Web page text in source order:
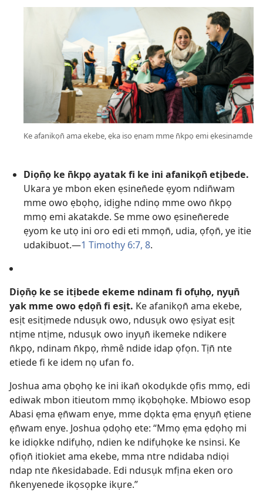
Ke afanikọn̄ ama ekebe, ẹka iso ẹnam mme n̄kpọ emi ẹkesinamde
Diọn̄ọ ke n̄kpọ ayatak fi ke ini afanikọn̄ etịbede.
Ukara ye mbon eken ẹsinen̄ede ẹyom ndin̄wam
mme owo ẹbọhọ, idịghe ndinọ mme owo n̄kpọ
mmọ emi akatakde. Se mme owo ẹsinen̄erede
ẹyom ke utọ ini oro edi eti mmọn̄, udia, ọfọn̄, ye itie
udakibuot.​—1 Timothy 6:​7, 8.
Diọn̄ọ ke se itịbede ekeme ndinam fi ofụhọ, nyụn̄
yak mme owo ẹdọn̄ fi esịt. Ke afanikọn̄ ama ekebe,
esịt esitịmede ndusụk owo, ndusụk owo ẹsiyat esịt
ntịme ntịme, ndusụk owo inyụn̄ ikemeke ndikere
n̄kpọ, ndinam n̄kpọ, m̀mê ndide idap ọfọn. Tịn̄ nte
etiede fi ke idem nọ ufan fo.
Joshua ama ọbọhọ ke ini ikan̄ okodụkde ọfis mmọ, edi
ediwak mbon itieutom mmọ ikọbọhọke. Mbiowo esop
Abasi ẹma ẹn̄wam enye, mme dọkta ẹma ẹnyụn̄ ẹtiene
ẹn̄wam enye. Joshua ọdọhọ ete: “Mmọ ẹma ẹdọhọ mi
ke idiọkke ndifụhọ, ndien ke ndifụhọke ke nsinsi. Ke
ọfiọn̄ itiokiet ama ekebe, mma ntre ndidaba ndiọi
ndap nte n̄kesidabade. Edi ndusụk mfịna eken oro
n̄kenyenede ikọsọpke ikụre.”